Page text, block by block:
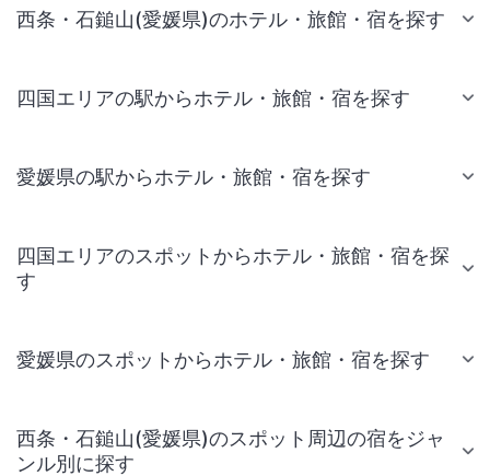
西条・石鎚山(愛媛県)のホテル・旅館・宿を探す
四国エリアの駅からホテル・旅館・宿を探す
愛媛県の駅からホテル・旅館・宿を探す
四国エリアのスポットからホテル・旅館・宿を探
す
愛媛県のスポットからホテル・旅館・宿を探す
西条・石鎚山(愛媛県)のスポット周辺の宿をジャ
ンル別に探す